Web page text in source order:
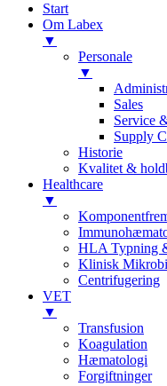
Start
Om Labex
▼
Personale
▼
Sales
Service
Supply
Historie
Kvalitet &
Healthcare
▼
HLA Typning
Klinisk
Centrifugering
VET
▼
Transfusion
Koagulation
Hæmatologi
Forgiftninger